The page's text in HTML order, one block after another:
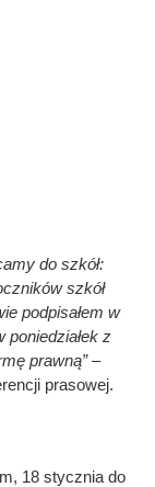
do szkół:
szkół
podpisałem w
poniedziałek z
prawną” –
prasowej.
18 stycznia do